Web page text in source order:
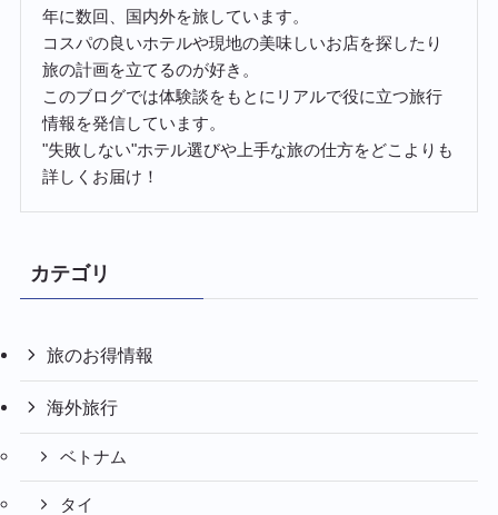
年に数回、国内外を旅しています。
コスパの良いホテルや現地の美味しいお店を探したり
旅の計画を立てるのが好き。
このブログでは体験談をもとにリアルで役に立つ旅行
情報を発信しています。
"失敗しない"ホテル選びや上手な旅の仕方をどこよりも
詳しくお届け！
カテゴリ
旅のお得情報
海外旅行
ベトナム
タイ